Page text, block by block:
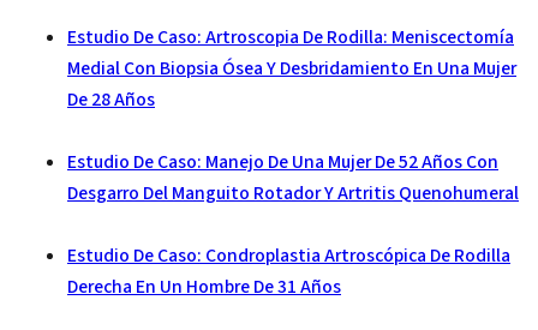
Estudio De Caso: Artroscopia De Rodilla: Meniscectomía
Medial Con Biopsia Ósea Y Desbridamiento En Una Mujer
De 28 Años
Estudio De Caso: Manejo De Una Mujer De 52 Años Con
Desgarro Del Manguito Rotador Y Artritis Quenohumeral
Estudio De Caso: Condroplastia Artroscópica De Rodilla
Derecha En Un Hombre De 31 Años